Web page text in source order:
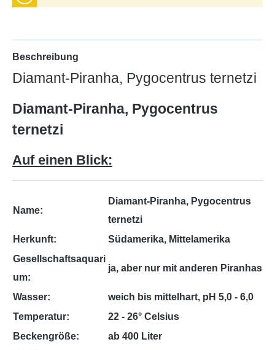
Beschreibung
Diamant-Piranha, Pygocentrus ternetzi
Diamant-Piranha, Pygocentrus
ternetzi
Auf einen Blick:
Name:
Diamant-Piranha, Pygocentrus
ternetzi
Herkunft:
Südamerika, Mittelamerika
Gesellschaftsaquari
um:
ja, aber nur mit anderen Piranhas
Wasser:
weich bis mittelhart, pH 5,0 - 6,0
Temperatur:
22 - 26° Celsius
Beckengröße:
ab 400 Liter